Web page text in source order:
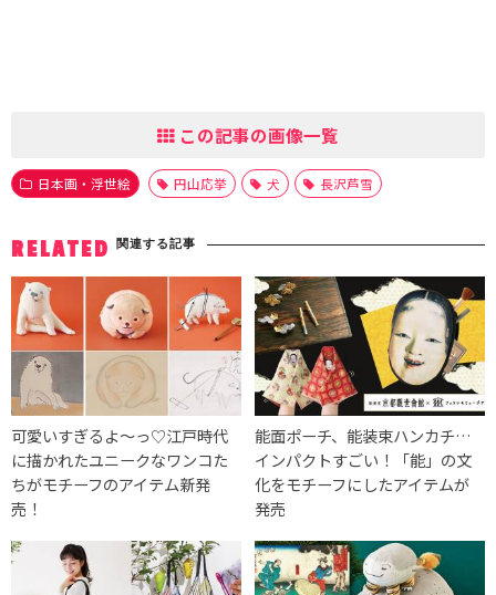
この記事の画像一覧
日本画・浮世絵 円山応挙 犬 長沢芦雪
RELATED 関連する記事
可愛いすぎるよ〜っ♡江戸時代
に描かれたユニークなワンコた
ちがモチーフのアイテム新発
売！
能面ポーチ、能装束ハンカチ…
インパクトすごい！「能」の文
化をモチーフにしたアイテムが
発売